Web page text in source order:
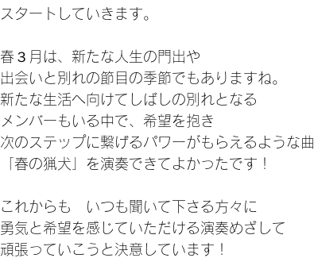
スタートしていきます。
春３月は、新たな人生の門出や
出会いと別れの節目の季節でもありますね。
新たな生活へ向けてしばしの別れとなる
メンバーもいる中で、希望を抱き
次のステップに繋げるパワーがもらえるような曲
「春の猟犬」を演奏できてよかったです！
これからも　いつも聞いて下さる方々に
勇気と希望を感じていただける演奏めざして
頑張っていこうと決意しています！